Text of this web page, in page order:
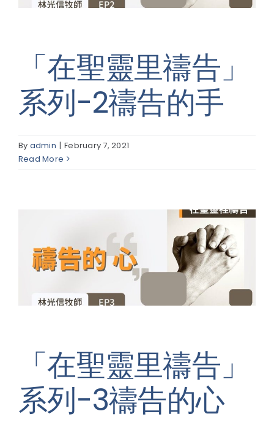
「在聖靈里禱告」
系列-2禱告的手
By admin | February 7, 2021
Read More
「在聖靈里禱告」
系列-3禱告的心